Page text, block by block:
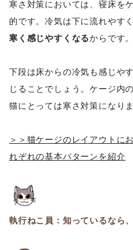
寒さ対策においては、寝床を
的です。冷気は下に流れやす
寒く感じやすくなるからです。
下段は床からの冷気も感じや
じることでしょう。ケージ内
猫にとっては寒さ対策になりま
＞＞猫ケージのレイアウトに
れぞれの基本パターンを紹介
執行ねこ員：知っているなら